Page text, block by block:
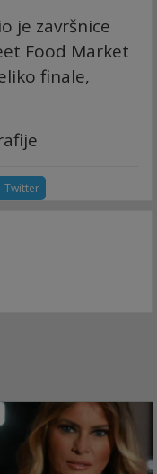
je završnice
Food Market
finale,
Twitter